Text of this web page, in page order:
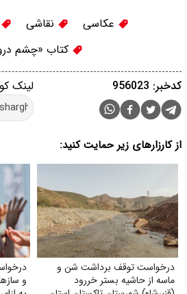
عکاسی نقاشی
کتاب «چشم
لینک کدخبر: 956023
از کارزارهای زیر حمایت کنید:
درخواست توقف برداشت شن و
ماسه از حاشیه بستر خر‌رود
و